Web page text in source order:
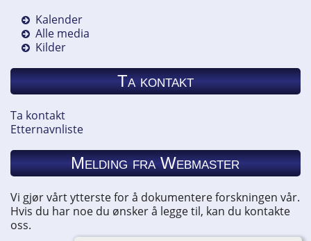
Kalender
Alle media
Kilder
Ta kontakt
Ta kontakt
Etternavnliste
Melding fra Webmaster
Vi gjør vårt ytterste for å dokumentere forskningen vår.
Hvis du har noe du ønsker å legge til, kan du kontakte
oss.